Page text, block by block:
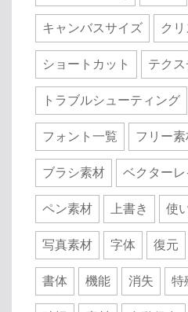
キャンバスサイズ クリ
ショートカット テクス
トラブルシューティング
フォント一覧 フリー素
ブラシ素材 ベクターレ
ペン素材 上書き 使
写真素材 字体 復元
書体 機能 消失 特